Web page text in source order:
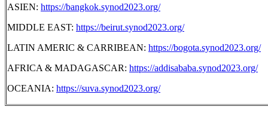
ASIEN: https://bangkok.synod2023.org/
MIDDLE EAST: https://beirut.synod2023.org/
LATIN AMERIC & CARRIBEAN: https://bogota.synod2023.org/
AFRICA & MADAGASCAR: https://addisababa.synod2023.org/
OCEANIA: https://suva.synod2023.org/